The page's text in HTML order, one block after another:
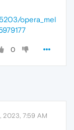
opera_mel
0
2023, 7:59 AM